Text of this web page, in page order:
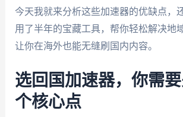
今天我就来分析这些加速器的优缺点，
用了半年的宝藏工具，帮你轻松解决地
让你在海外也能无缝刷国内内容。
选回国加速器，你需
个核心点